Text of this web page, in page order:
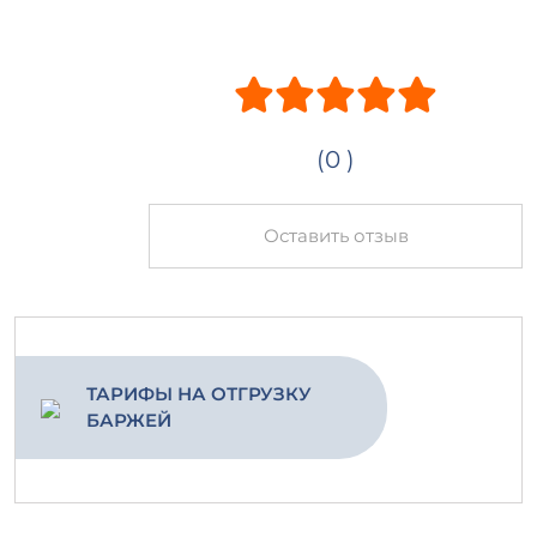
(0 )
Оставить отзыв
ТАРИФЫ НА ОТГРУЗКУ
БАРЖЕЙ